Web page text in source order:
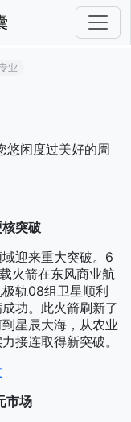
业
闲度过美好的周
突破
迎来重大突破。6
火箭在东风商业航
轨08组卫星顺利
功。此火箭刷新了
星辰大海，从农业
接连取得新突破。
市场